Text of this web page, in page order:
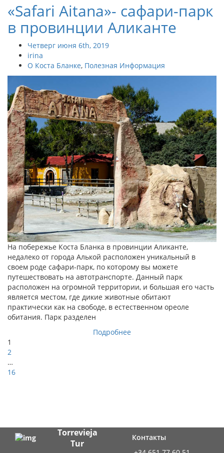
«Safari Aitana»- сафари-парк
в провинции Аликанте
Четверг июня 6th, 2019
irina
О Коста Бланке, Полезная Информация
На побережье Коста Бланка в провинции Аликанте,
недалеко от города Алькой расположен уникальный в
своем роде сафари-парк, по которому вы можете
путешествовать на автотранспорте. Данный парк
расположен на огромной территории, и большая его часть
является местом, где дикие животные обитают
практически как на свободе, в естественном ореоле
обитания. Парк разделен
Подробнее
1
2
…
16
Torrevieja
Tur
Контакты